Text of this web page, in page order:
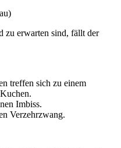
zu erwarten sind, fällt der
treffen sich zu einem
Imbiss.
Verzehrzwang.